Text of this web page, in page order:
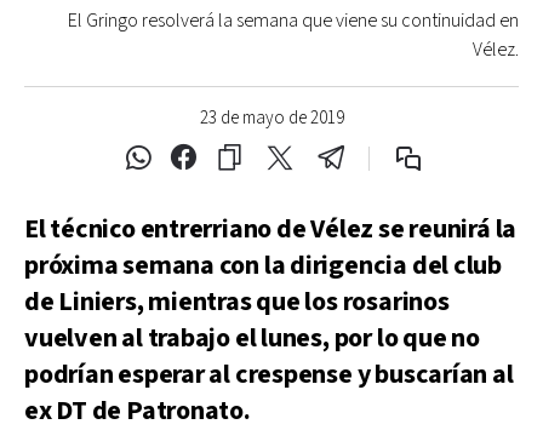
23 de mayo de 2019
El Gringo resolverá la semana que viene su continuidad en
Vélez.
El técnico entrerriano de Vélez se reunirá la
próxima semana con la dirigencia del club
de Liniers, mientras que los rosarinos
vuelven al trabajo el lunes, por lo que no
podrían esperar al crespense y buscarían al
ex DT de Patronato.